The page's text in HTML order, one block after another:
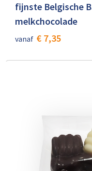
fijnste Belgische
melkchocolade
vanaf € 7,35